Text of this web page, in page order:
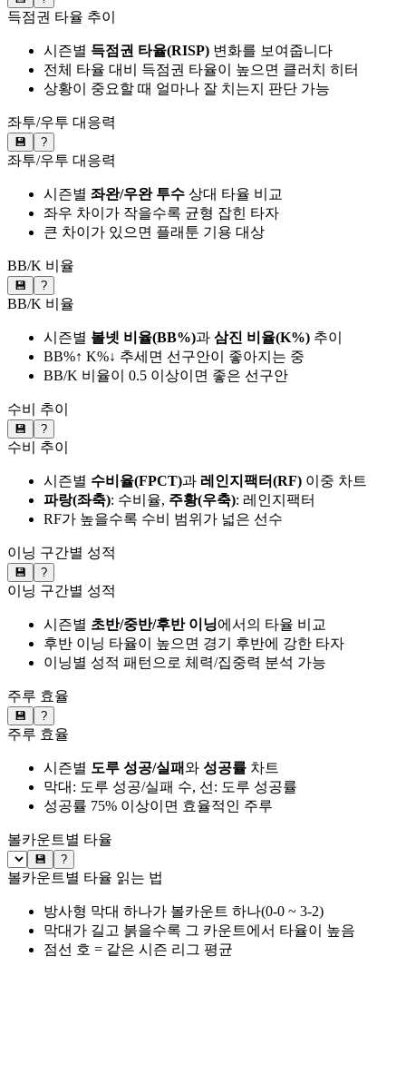
득점권 타율 추이
시즌별 득점권 타율(RISP) 변화를 보여줍니다
전체 타율 대비 득점권 타율이 높으면 클러치 히터
상황이 중요할 때 얼마나 잘 치는지 판단 가능
좌투/우투 대응력
💾 ?
좌투/우투 대응력
시즌별 좌완/우완 투수 상대 타율 비교
좌우 차이가 작을수록 균형 잡힌 타자
큰 차이가 있으면 플래툰 기용 대상
BB/K 비율
💾 ?
BB/K 비율
시즌별 볼넷 비율(BB%)과 삼진 비율(K%) 추이
BB%↑ K%↓ 추세면 선구안이 좋아지는 중
BB/K 비율이 0.5 이상이면 좋은 선구안
수비 추이
💾 ?
수비 추이
시즌별 수비율(FPCT)과 레인지팩터(RF) 이중 차트
파랑(좌축): 수비율, 주황(우축): 레인지팩터
RF가 높을수록 수비 범위가 넓은 선수
이닝 구간별 성적
💾 ?
이닝 구간별 성적
시즌별 초반/중반/후반 이닝에서의 타율 비교
후반 이닝 타율이 높으면 경기 후반에 강한 타자
이닝별 성적 패턴으로 체력/집중력 분석 가능
주루 효율
💾 ?
주루 효율
시즌별 도루 성공/실패와 성공률 차트
막대: 도루 성공/실패 수, 선: 도루 성공률
성공률 75% 이상이면 효율적인 주루
볼카운트별 타율
💾 ?
볼카운트별 타율 읽는 법
방사형 막대 하나가 볼카운트 하나(0-0 ~ 3-2)
막대가 길고 붉을수록 그 카운트에서 타율이 높음
점선 호 = 같은 시즌 리그 평균